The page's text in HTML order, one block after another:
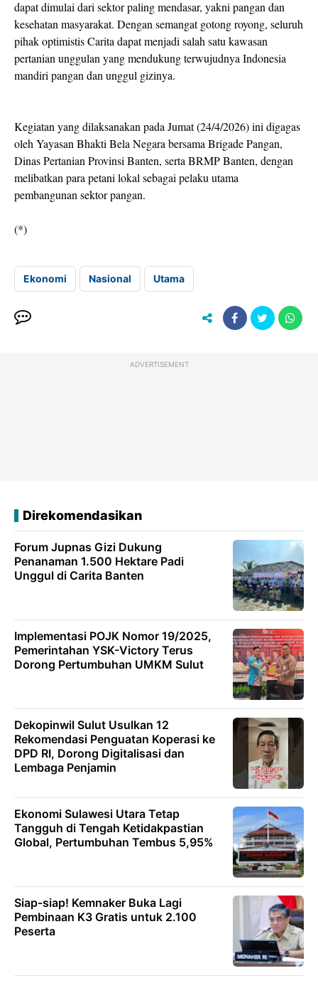
dapat dimulai dari sektor paling mendasar, yakni pangan dan
kesehatan masyarakat. Dengan semangat gotong royong, seluruh
pihak optimistis Carita dapat menjadi salah satu kawasan
pertanian unggulan yang mendukung terwujudnya Indonesia
mandiri pangan dan unggul gizinya.
Kegiatan yang dilaksanakan pada Jumat (24/4/2026) ini digagas
oleh Yayasan Bhakti Bela Negara bersama Brigade Pangan,
Dinas Pertanian Provinsi Banten, serta BRMP Banten, dengan
melibatkan para petani lokal sebagai pelaku utama
pembangunan sektor pangan.
(*)
Ekonomi Nasional Utama
ADVERTISEMENT
Direkomendasikan
Forum Jupnas Gizi Dukung
Penanaman 1.500 Hektare Padi
Unggul di Carita Banten
Implementasi POJK Nomor 19/2025,
Pemerintahan YSK-Victory Terus
Dorong Pertumbuhan UMKM Sulut
Dekopinwil Sulut Usulkan 12
Rekomendasi Penguatan Koperasi ke
DPD RI, Dorong Digitalisasi dan
Lembaga Penjamin
Ekonomi Sulawesi Utara Tetap
Tangguh di Tengah Ketidakpastian
Global, Pertumbuhan Tembus 5,95%
Siap-siap! Kemnaker Buka Lagi
Pembinaan K3 Gratis untuk 2.100
Peserta